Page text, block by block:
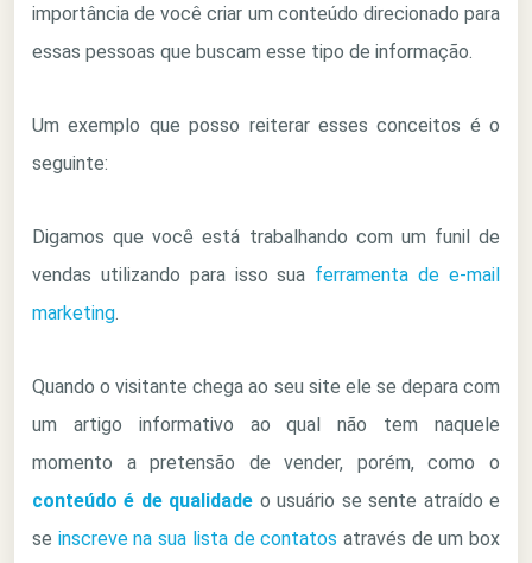
importância de você criar um conteúdo direcionado para
essas pessoas que buscam esse tipo de informação.
Um exemplo que posso reiterar esses conceitos é o
seguinte:
Digamos que você está trabalhando com um funil de
vendas utilizando para isso sua ferramenta de e-mail
marketing.
Quando o visitante chega ao seu site ele se depara com
um artigo informativo ao qual não tem naquele
momento a pretensão de vender, porém, como o
conteúdo é de qualidade o usuário se sente atraído e
se inscreve na sua lista de contatos através de um box